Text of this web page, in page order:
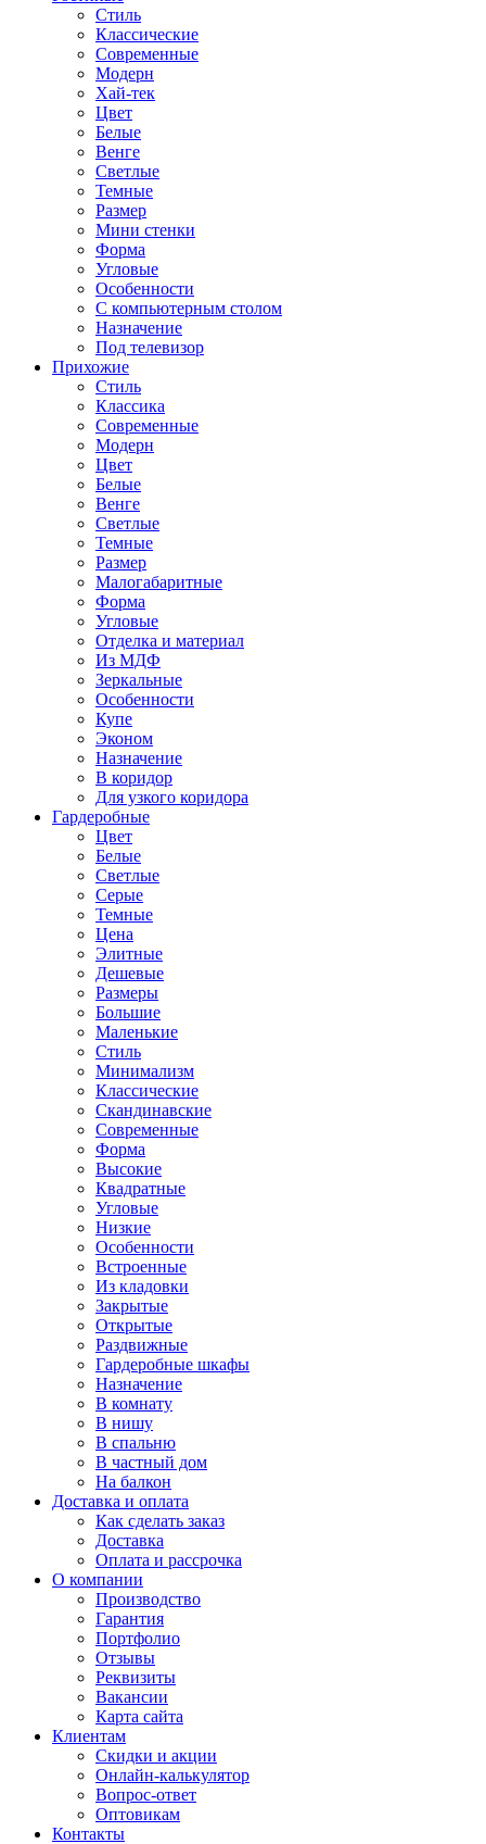
Стиль
Классические
Современные
Модерн
Хай-тек
Цвет
Белые
Венге
Светлые
Темные
Размер
Мини стенки
Форма
Угловые
Особенности
С компьютерным столом
Назначение
Под телевизор
Прихожие
Стиль
Классика
Современные
Модерн
Цвет
Белые
Венге
Светлые
Темные
Размер
Малогабаритные
Форма
Угловые
Отделка и материал
Из МДФ
Зеркальные
Особенности
Купе
Эконом
Назначение
В коридор
Для узкого коридора
Гардеробные
Цвет
Белые
Светлые
Серые
Темные
Цена
Элитные
Дешевые
Размеры
Большие
Маленькие
Стиль
Минимализм
Классические
Скандинавские
Современные
Форма
Высокие
Квадратные
Угловые
Низкие
Особенности
Встроенные
Из кладовки
Закрытые
Открытые
Раздвижные
Гардеробные шкафы
Назначение
В комнату
В нишу
В спальню
В частный дом
На балкон
Доставка и оплата
Как сделать заказ
Доставка
Оплата и рассрочка
О компании
Производство
Гарантия
Портфолио
Отзывы
Реквизиты
Вакансии
Карта сайта
Клиентам
Скидки и акции
Онлайн-калькулятор
Вопрос-ответ
Оптовикам
Контакты